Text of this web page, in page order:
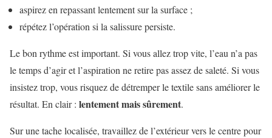
aspirez en repassant lentement sur la surface ;
répétez l’opération si la salissure persiste.
Le bon rythme est important. Si vous allez trop vite, l’eau n’a pas
le temps d’agir et l’aspiration ne retire pas assez de saleté. Si vous
insistez trop, vous risquez de détremper le textile sans améliorer le
résultat. En clair : lentement mais sûrement.
Sur une tache localisée, travaillez de l’extérieur vers le centre pour